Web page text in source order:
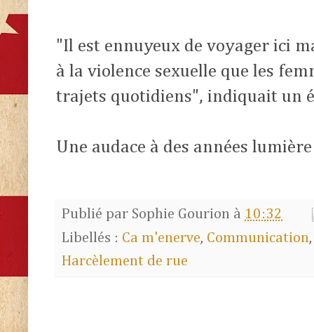
"Il est ennuyeux de voyager ici
à la violence sexuelle que les
trajets quotidiens", indiquait un
Une audace à des années
Publié par Sophie Gourion à 10:32
Libellés : Ca m'enerve, Communication
Harcèlement de rue